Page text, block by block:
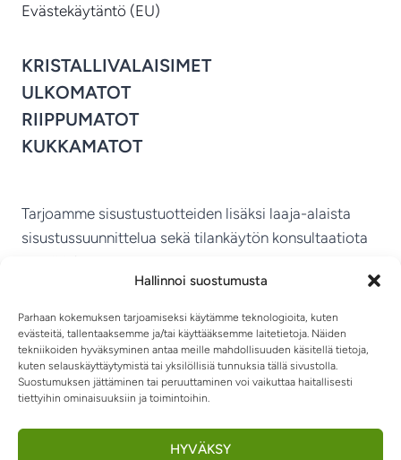
Hallinnoi suostumusta
Parhaan kokemuksen tarjoamiseksi käytämme teknologioita, kuten
evästeitä, tallentaaksemme ja/tai käyttääksemme laitetietoja. Näiden
tekniikoiden hyväksyminen antaa meille mahdollisuuden käsitellä tietoja,
kuten selauskäyttäytymistä tai yksilöllisiä tunnuksia tällä sivustolla.
Suostumuksen jättäminen tai peruuttaminen voi vaikuttaa haitallisesti
tiettyihin ominaisuuksiin ja toimintoihin.
HYVÄKSY
Evästekäytäntö (EU)
KRISTALLIVALAISIMET
ULKOMATOT
RIIPPUMATOT
KUKKAMATOT
Tarjoamme sisustustuotteiden lisäksi laaja-alaista
sisustussuunnittelua sekä tilankäytön konsultaatiota
MIKKELIN VITRIINI KY
TIETOSUOJASELOSTE
RIIPPUMATOT JA -TUOLIT